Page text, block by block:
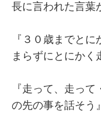
長に言われた言葉
『３０歳までと
まらずにとにかく
『走って、走っ
の先の事を話そう